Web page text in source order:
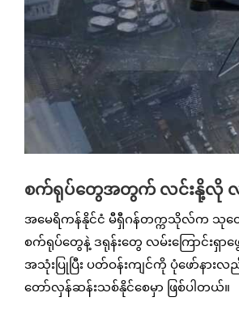
စက်ရုပ်တွေအတွက် လင်းနို့လို လ
အမေရိကန်နိုင်ငံ မီရှီဂန်တက္ကသိုလ်က သုတ
စက်ရုပ်တွေနဲ့ ဒရုန်းတွေ လမ်းကြောင်
အသုံးပြုပြီး ပတ်ဝန်းကျင်ကို ပုံဖော်နား
တော်လှန်ဆန်းသစ်နိုင်စေမှာ ဖြစ်ပါတယ်။